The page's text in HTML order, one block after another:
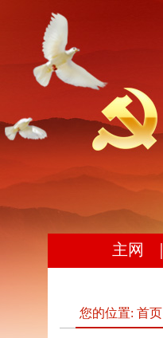
主网
您的位置: 首页